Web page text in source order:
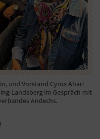
und Vorstand Cyrus Ahari
Landsberg im Gespräch mit
Andechs.